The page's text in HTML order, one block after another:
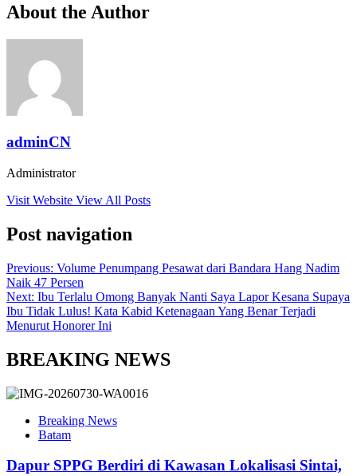
About the Author
adminCN
Administrator
Visit Website View All Posts
Post navigation
Previous: Volume Penumpang Pesawat dari Bandara Hang Nadim
Naik 47 Persen
Next: Ibu Terlalu Omong Banyak Nanti Saya Lapor Kesana Supaya
Ibu Tidak Lulus! Kata Kabid Ketenagaan Yang Benar Terjadi
Menurut Honorer Ini
BREAKING NEWS
Breaking News
Batam
Dapur SPPG Berdiri di Kawasan Lokalisasi Sintai,